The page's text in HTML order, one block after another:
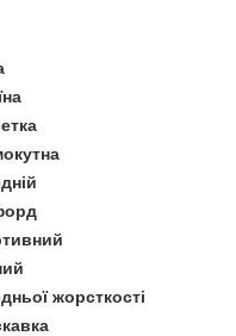
жорсткості